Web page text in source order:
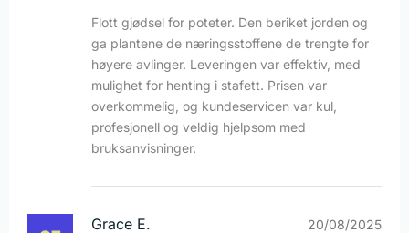
Flott gjødsel for poteter. Den beriket jorden og
ga plantene de næringsstoffene de trengte for
høyere avlinger. Leveringen var effektiv, med
mulighet for henting i stafett. Prisen var
overkommelig, og kundeservicen var kul,
profesjonell og veldig hjelpsom med
bruksanvisninger.
Grace E. 20/08/2025